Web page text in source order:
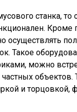
станка,
Кроме
осуществлять
Такое
можно
частных объектов.
и торцовкой,